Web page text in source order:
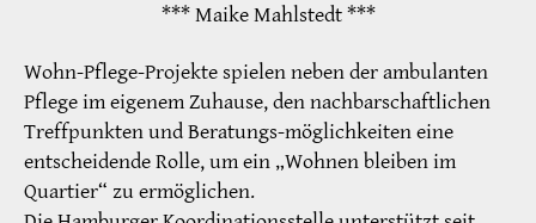
*** Maike Mahlstedt ***
Wohn-Pflege-Projekte spielen neben der ambulanten
Pflege im eigenem Zuhause, den nachbarschaftlichen
Treffpunkten und Beratungs-möglichkeiten eine
entscheidende Rolle, um ein „Wohnen bleiben im
Quartier“ zu ermöglichen.